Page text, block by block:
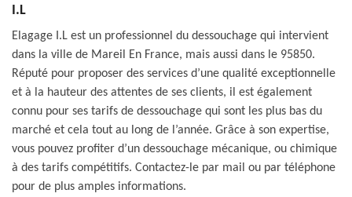
I.L
Elagage I.L est un professionnel du dessouchage qui intervient
dans la ville de Mareil En France, mais aussi dans le 95850.
Réputé pour proposer des services d’une qualité exceptionnelle
et à la hauteur des attentes de ses clients, il est également
connu pour ses tarifs de dessouchage qui sont les plus bas du
marché et cela tout au long de l’année. Grâce à son expertise,
vous pouvez profiter d’un dessouchage mécanique, ou chimique
à des tarifs compétitifs. Contactez-le par mail ou par téléphone
pour de plus amples informations.